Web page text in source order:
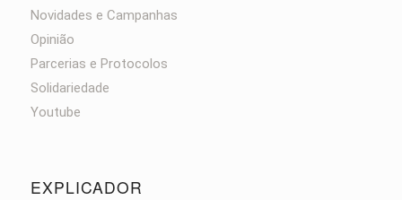
Novidades e Campanhas
Opinião
Parcerias e Protocolos
Solidariedade
Youtube
EXPLICADOR